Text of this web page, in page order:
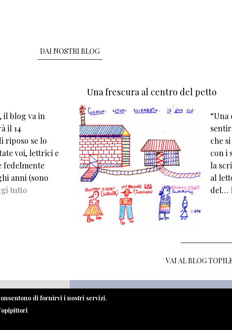
DAI NOSTRI BLOG
il blog va in
il 14
riposo se lo
voi, lettrici e
fedelmente
anni (sono
tutto
Una frescura al centro del petto
che
con i
la
al
del…
VAI AL BLOG
di fornirvi i nostri servizi.